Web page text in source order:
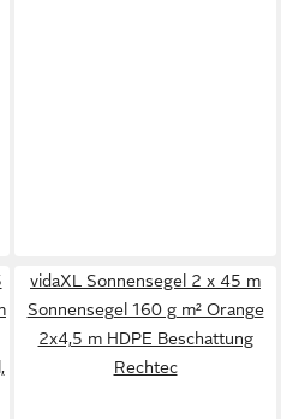
vidaXL Sonnensegel 2 x 45 m
Sonnensegel 160 g m² Orange
2x4,5 m HDPE Beschattung
Rechtec